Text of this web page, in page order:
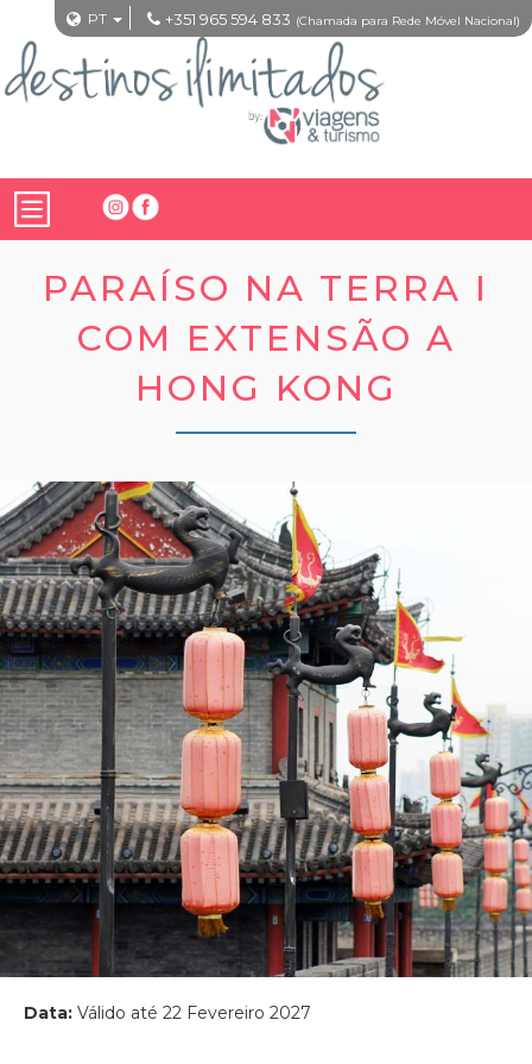
PT +351 965 594 833 (Chamada para Rede Móvel Nacional)
PARAÍSO NA TERRA I
COM EXTENSÃO A
HONG KONG
Data: Válido até 22 Fevereiro 2027